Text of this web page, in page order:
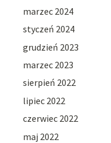
marzec 2024
styczeń 2024
grudzień 2023
marzec 2023
sierpień 2022
lipiec 2022
czerwiec 2022
maj 2022